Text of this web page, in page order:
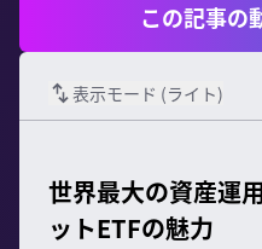
この記事の
表示モード (ライト)
世界最大の資産運
ットETFの魅力